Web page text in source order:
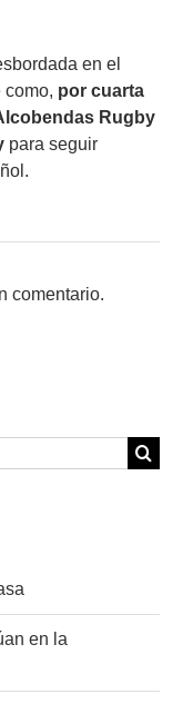
en el
como, por cuarta
Rugby
para seguir
comentario.
en la